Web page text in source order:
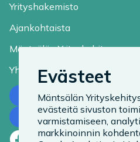
Yrityshakemisto
Ajankohtaista
Mäntsälän Yrityskehitys
Yhteystiedot
Ota yhteyttä
Tilaa uutiskirje
Evästeet
Mäntsälän
evästeitä sivuston
varmistamiseen,
markkinoinnin